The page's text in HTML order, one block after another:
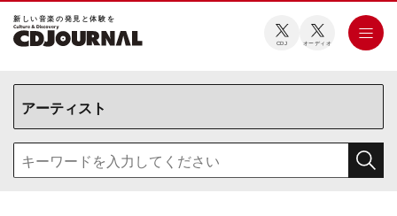
新しい⾳楽の発⾒と体験を
CDJ オーディオ